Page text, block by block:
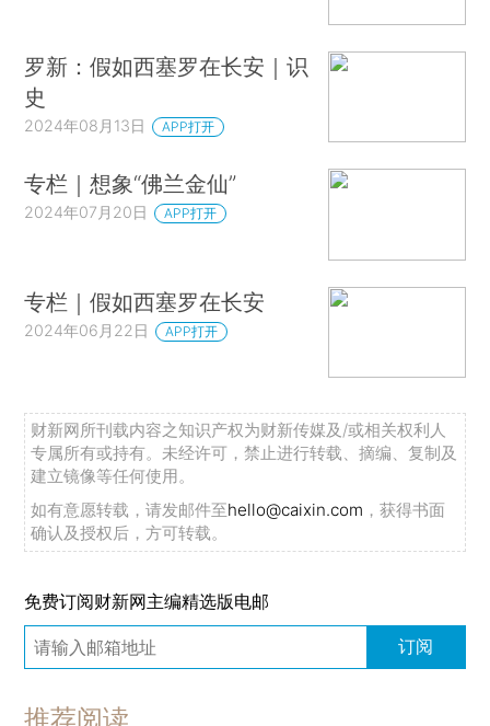
罗新：假如西塞罗在长安｜识
史
2024年08月13日 APP打开
专栏｜想象“佛兰金仙”
2024年07月20日 APP打开
专栏｜假如西塞罗在长安
2024年06月22日 APP打开
财新网所刊载内容之知识产权为财新传媒及/或相关权利人
专属所有或持有。未经许可，禁止进行转载、摘编、复制及
建立镜像等任何使用。
如有意愿转载，请发邮件至hello@caixin.com ，获得书面
确认及授权后，方可转载。
免费订阅财新网主编精选版电邮
订阅
推荐阅读